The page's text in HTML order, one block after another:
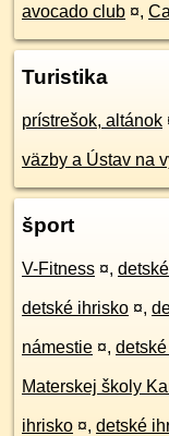
avocado club ¤,
Turistika
prístrešok, altánok
väzby a Ústav na
šport
V-Fitness ¤,
detské ihrisko ¤,
námestie ¤,
Materskej školy
ihrisko ¤, detské